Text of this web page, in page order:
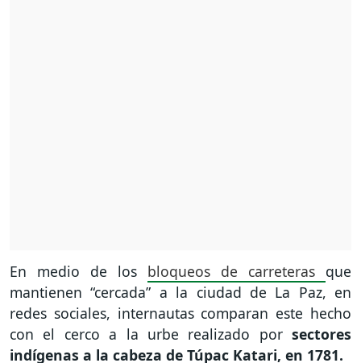
En medio de los bloqueos de carreteras que
mantienen “cercada” a la ciudad de La Paz, en
redes sociales, internautas comparan este hecho
con el cerco a la urbe realizado por sectores
indígenas a la cabeza de Túpac Katari, en 1781.